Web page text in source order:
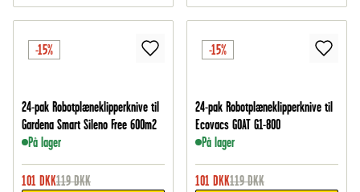
-15%
24-pak Robotplæneklipperknive til
Gardena Smart Sileno Free 600m2
På lager
101 DKK119 DKK
-15%
24-pak Robotplæneklipperknive til
Ecovacs GOAT G1-800
På lager
101 DKK119 DKK